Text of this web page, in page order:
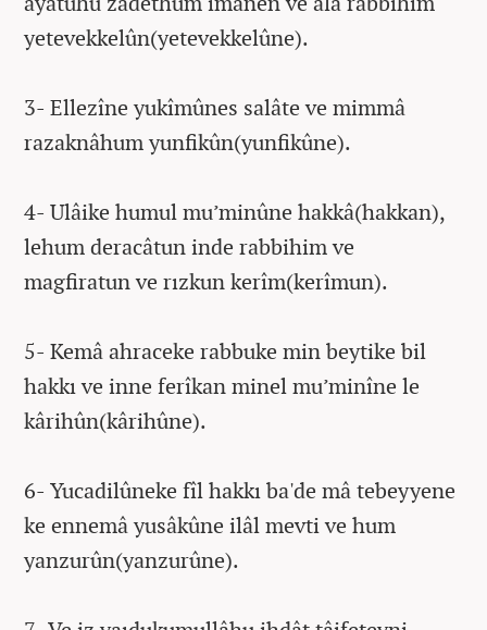
yetevekkelûn(yetevekkelûne).
3- Ellezîne yukîmûnes salâte ve mimmâ
razaknâhum yunfikûn(yunfikûne).
4- Ulâike humul mu’minûne hakkâ(hakkan),
lehum deracâtun inde rabbihim ve
magfiratun ve rızkun kerîm(kerîmun).
5- Kemâ ahraceke rabbuke min beytike bil
hakkı ve inne ferîkan minel mu’minîne le
kârihûn(kârihûne).
6- Yucadilûneke fîl hakkı ba'de mâ tebeyyene
ke ennemâ yusâkûne ilâl mevti ve hum
yanzurûn(yanzurûne).